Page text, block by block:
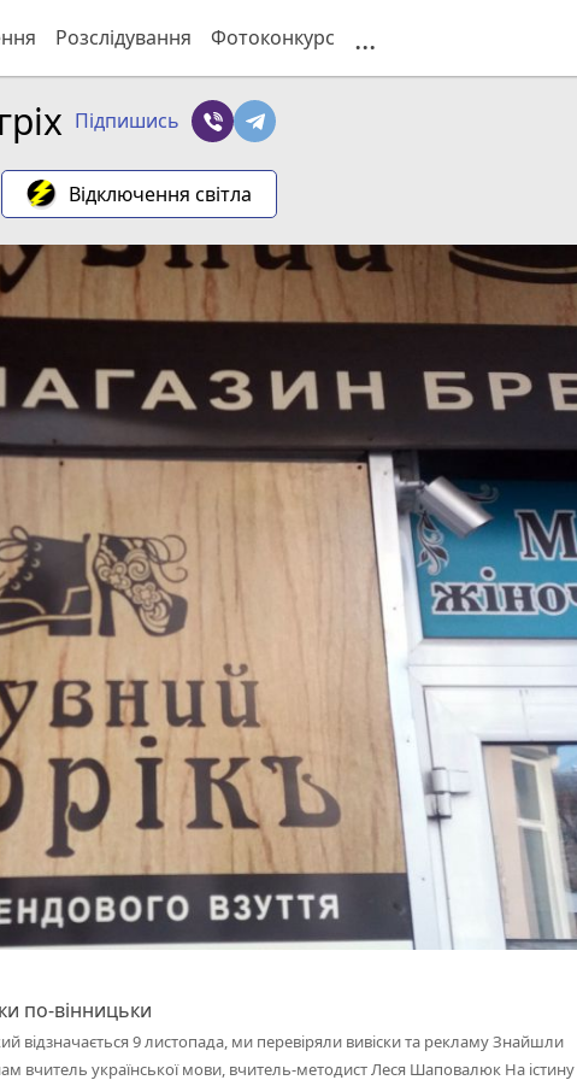
Розслідування Фотоконкурс ...
Підпишись
Відключення світла
по-вінницьки
відзначається 9 листопада, ми перевіряли вивіски та рекламу Знайшли
вчитель української мови, вчитель-методист Леся Шаповалюк На